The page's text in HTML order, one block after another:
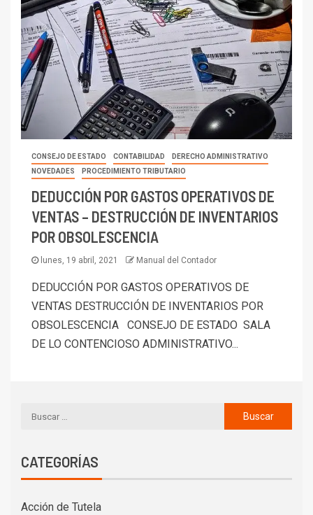
CONSEJO DE ESTADO CONTABILIDAD
DERECHO ADMINISTRATIVO
NOVEDADES
PROCEDIMIENTO TRIBUTARIO
DEDUCCIÓN POR GASTOS OPERATIVOS DE
VENTAS – DESTRUCCIÓN DE INVENTARIOS
POR OBSOLESCENCIA
lunes, 19 abril, 2021 Manual del Contador
DEDUCCIÓN POR GASTOS OPERATIVOS DE
VENTAS DESTRUCCIÓN DE INVENTARIOS POR
OBSOLESCENCIA CONSEJO DE ESTADO SALA
DE LO CONTENCIOSO ADMINISTRATIVO...
CATEGORÍAS
Acción de Tutela